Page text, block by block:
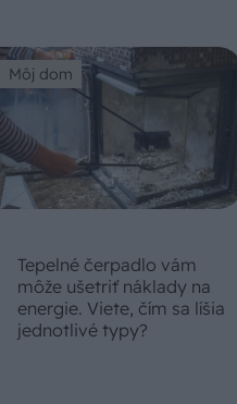
Môj dom
Tepelné čerpadlo vám
môže ušetriť náklady na
energie. Viete, čím sa líšia
jednotlivé typy?